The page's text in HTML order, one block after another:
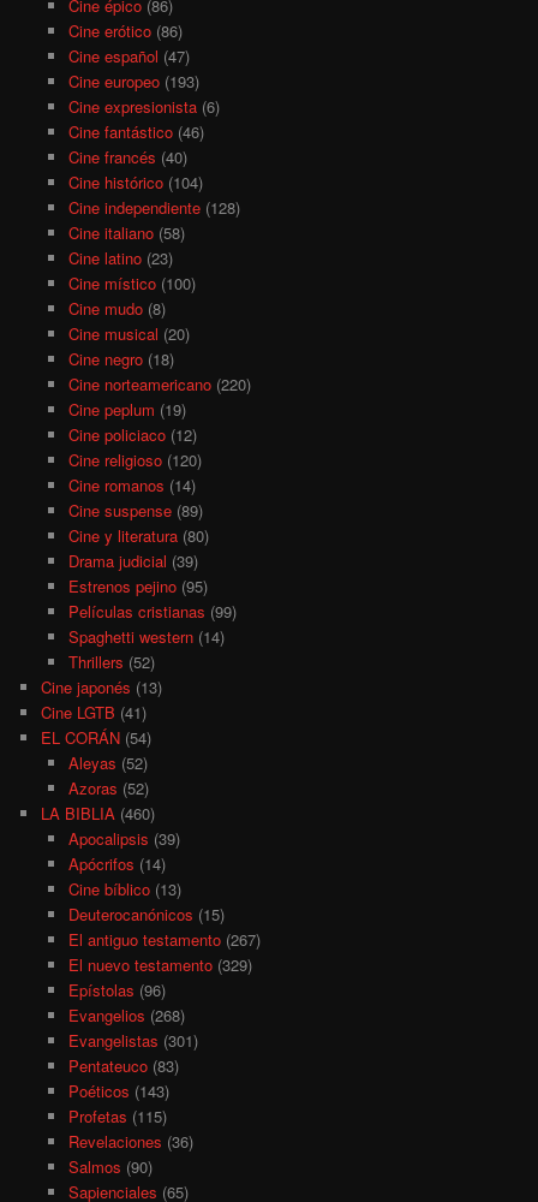
Cine épico(86)
Cine erótico(86)
Cine español (47)
Cine europeo(193)
Cine expresionista(6)
Cine fantástico(46)
Cine francés (40)
Cine histórico(104)
Cine independiente(128)
Cine italiano(58)
Cine latino(23)
Cine místico(100)
Cine mudo(8)
Cine musical (20)
Cine negro(18)
Cine norteamericano(220)
Cine peplum (19)
Cine policiaco(12)
Cine religioso(120)
Cine romanos (14)
Cine suspense(89)
Cine y literatura(80)
Drama judicial (39)
Estrenos pejino(95)
Películas cristianas (99)
Spaghetti western(14)
Thrillers (52)
Cine japonés (13)
Cine LGTB (41)
EL CORÁN (54)
Aleyas (52)
Azoras (52)
LA BIBLIA (460)
Apocalipsis (39)
Apócrifos (14)
Cine bíblico(13)
Deuterocanónicos (15)
El antiguo testamento(267)
El nuevo testamento(329)
Epístolas (96)
Evangelios (268)
Evangelistas (301)
Pentateuco(83)
Poéticos (143)
Profetas (115)
Revelaciones (36)
Salmos (90)
Sapienciales (65)